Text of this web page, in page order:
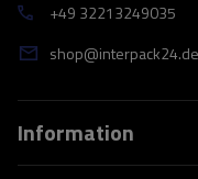
+49 32213249035
shop@interpack24.de
Information